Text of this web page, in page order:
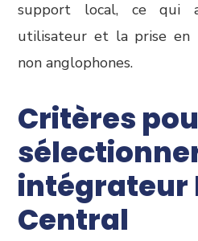
support local, ce qui
utilisateur et la prise en
non anglophones.
Critères
intégrateur
Central